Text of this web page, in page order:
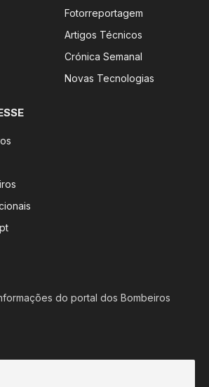
Fotorreportagem
Artigos Técnicos
Crónica Semanal
Novas Tecnologias
do portal dos Bombeiros